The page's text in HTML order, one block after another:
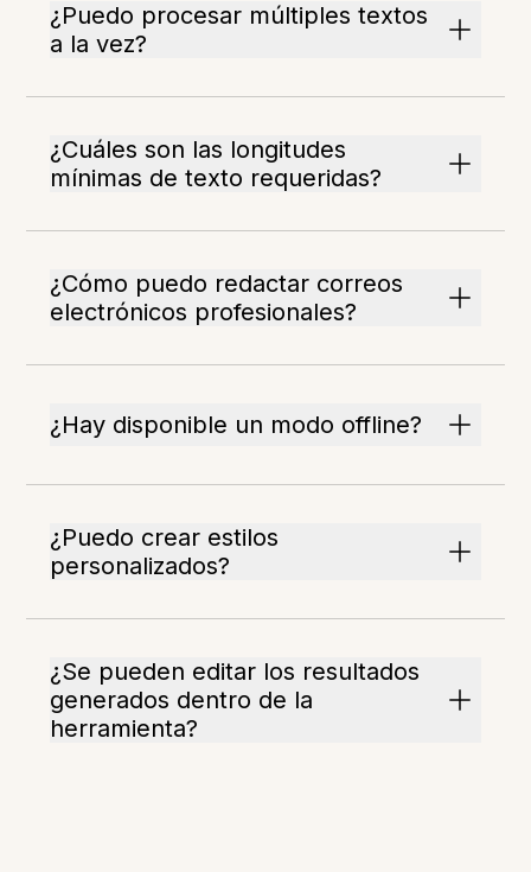
¿Puedo procesar múltiples textos
a la vez?
¿Cuáles son las longitudes
mínimas de texto requeridas?
¿Cómo puedo redactar correos
electrónicos profesionales?
¿Hay disponible un modo offline?
¿Puedo crear estilos
personalizados?
¿Se pueden editar los resultados
generados dentro de la
herramienta?